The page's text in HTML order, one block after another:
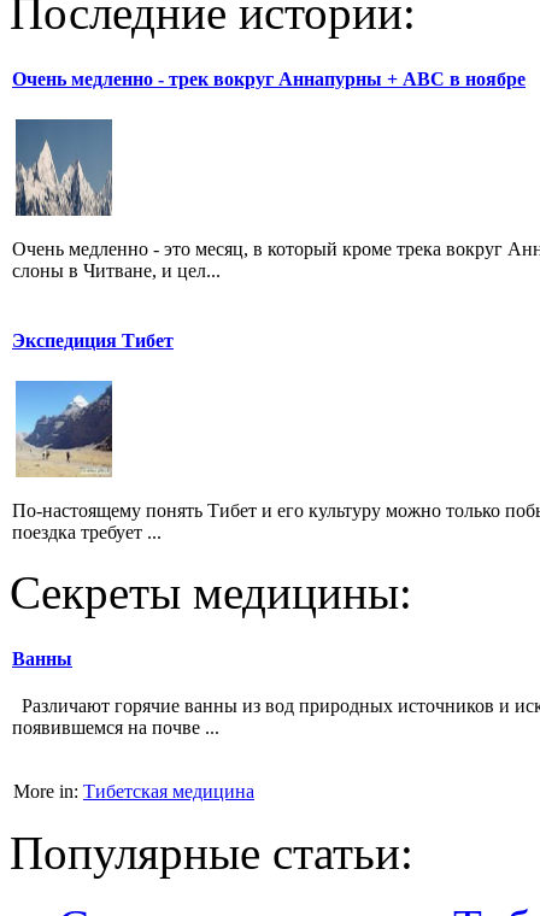
Последние истории:
Очень медленно - трек вокруг Аннапурны + АВС в ноябре
Очень медленно - это месяц, в который кроме трека вокруг
слоны в Читване, и цел...
Экспедиция Тибет
По-настоящему понять Тибет и его культуру можно только
поездка требует ...
Секреты медицины:
Ванны
Различают горячие ванны из вод природных источни­ков и
появившемся на почве ...
More in: Тибетская медицина
Популярные статьи: